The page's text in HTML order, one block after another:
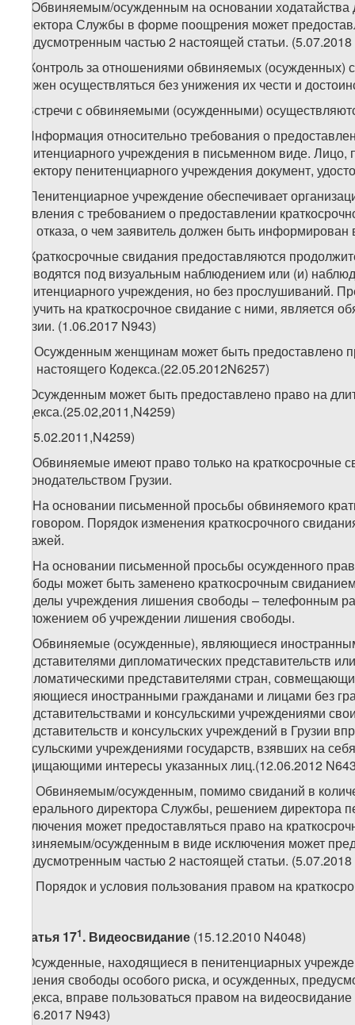
. Обвиняемым/осужденным на основании ходатайства
директора Службы в форме поощрения может
предусмотренным частью 2 настоящей статьи.
3. Контроль за отношениями обвиняемых
должен осуществляться без унижения их чести и
4. Встречи с обвиняемыми (осужденными)
5. Информация относительно требования о
пенитенциарного учреждения в письменном виде.
директору пенитенциарного учреждения документ,
6. Пенитенциарное учреждение обеспечивает
заявления с требованием о предоставлении
для отказа, о чем заявитель должен быть
7. Краткосрочные свидания предоставляются
проводятся под визуальным наблюдением или (и)
пенитенциарного учреждения, но без
получить на краткосрочное свидание с ними, является
Грузии. (1.06.2017 N943)
. Осужденным женщинам может быть предоставлено
173 настоящего Кодекса.(22.05.2012N6257)
8. Осужденным может быть предоставлено право на
Кодекса.(25.02,2011,N4259)
9.(25.02.2011,N4259)
10. Обвиняемые имеют право только на краткосрочные
законодательством Грузии.
11. На основании письменной просьбы обвиняемого
разговором. Порядок изменения краткосрочного
стражей.
12. На основании письменной просьбы осужденного
свободы может быть заменено краткосрочным
пределы учреждения лишения свободы – телефонным
Положением об учреждении лишения свободы.
13. Обвиняемые (осужденные), являющиеся
представителями дипломатических представительств
дипломатическими представителями стран,
являющиеся иностранными гражданами и лицами без
представительствами и консульскими учреждениями
представительств и консульских учреждений в Грузии
консульскими учреждениями государств, взявших на
защищающими интересы указанных лиц.(12.06.2012
14. Обвиняемым/осужденным, помимо свиданий в
Генерального директора Службы, решением
исключения может предоставляться право на
Обвиняемым/осужденным в виде исключения может
предусмотренным частью 2 настоящей статьи.
15. Порядок и условия пользования правом на
Статья 171. Видеосвидание (15.12.2010 N4048)
1. Осужденные, находящиеся в пенитенциарных
лишения свободы особого риска, и осужденных,
Кодекса, вправе пользоваться правом на
(1.06.2017 N943)